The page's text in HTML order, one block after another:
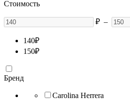
Стоимость
₽ –
140₽
150₽
Бренд
Carolina Herrera